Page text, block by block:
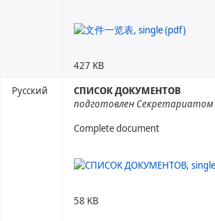
427 KB
Русский
СПИСОК ДОКУМЕНТОВ
подготовлен Секретариатом
Complete document
58 KB